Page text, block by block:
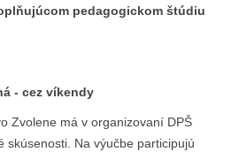
pedagogickom štúdiu
- cez víkendy
Zvolene má v organizovaní DPŠ
skúsenosti. Na výučbe participujú